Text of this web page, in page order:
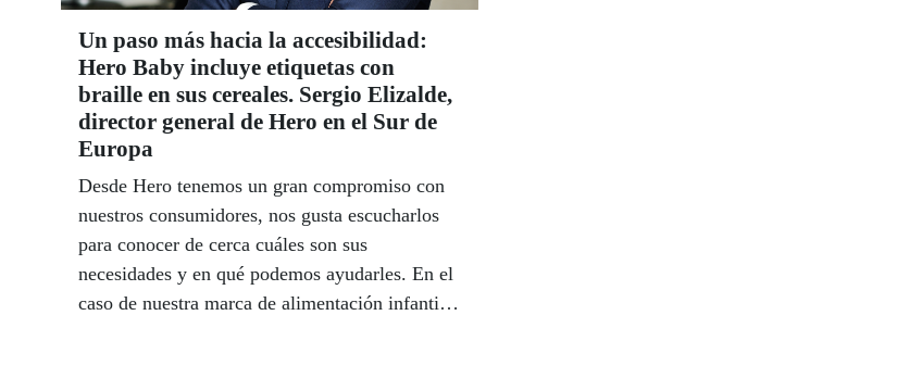
Un paso más hacia la accesibilidad:
Hero Baby incluye etiquetas con
braille en sus cereales. Sergio Elizalde,
director general de Hero en el Sur de
Europa
Desde Hero tenemos un gran compromiso con
nuestros consumidores, nos gusta escucharlos
para conocer de cerca cuáles son sus
necesidades y en qué podemos ayudarles. En el
caso de nuestra marca de alimentación infantil,